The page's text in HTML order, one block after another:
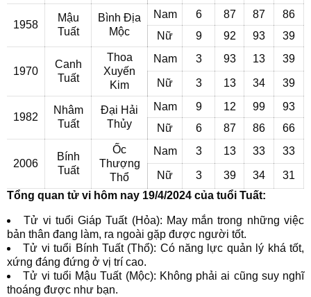
1958
Mậu
Tuất
Bình Địa
Mộc
Nam 6 87 87
86
Nữ
9 92 93 39
1970
Canh
Tuất
Thoa
Xuyến
Kim
Nam 3 93 13 39
Nữ 3 13 34 39
1982
Nhâm
Tuất
Đại Hải
Thủy
Nam 9 12 99
93
Nữ
6 87 86 66
2006
Bính
Tuất
Ốc
Thượng
Thổ
Nam 3 13 33 33
Nữ 3 39 34
31
Tổng quan tử vi hôm nay 19/4/2024 của tuổi Tuất:
Tử vi tuổi Giáp Tuất (Hỏa): May mắn trong những việc
bản thân đang làm, ra ngoài gặp được người tốt.
Tử vi tuổi Bính Tuất (Thổ): Có năng lực quản lý khá tốt,
xứng đáng đứng ở vị trí cao.
Tử vi tuổi Mậu Tuất (Mộc): Không phải ai cũng suy nghĩ
thoáng được như bạn.